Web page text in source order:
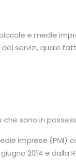
e medie
servizi, quale
sono in
imprese (PMI)
giugno 2014 e